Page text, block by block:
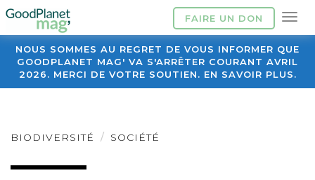
FAIRE UN DON
NOUS SOMMES AU REGRET DE VOUS INFORMER QUE
GOODPLANET MAG' VA S'ARRÊTER COURANT AVRIL
2026. MERCI DE VOTRE SOUTIEN. EN SAVOIR PLUS.
BIODIVERSITÉ SOCIÉTÉ